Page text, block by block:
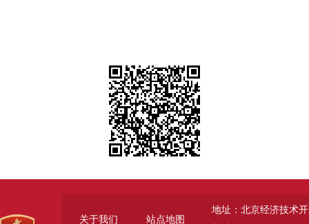
关于我们 站点地图
地址：北京经济技术